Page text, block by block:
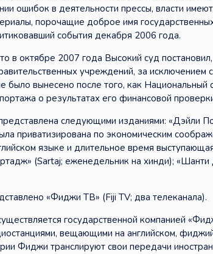
ошибок в деятельности прессы, власти
порочащие доброе имя
события декабря 2006 года.
в октябре 2007 года Высокий суд
учреждений, за исключением
было вынесено после того, как
о результатах его финансовой
следующими изданиями: «Дэйли
приватизирована по экономическим
языке и длительное время
(Sartaj; еженедельник на хинди);
«Фиджи ТВ» (Fiji TV; два телеканала).
государственной компанией
вещающими на английском,
Фиджи транслируют свои передачи